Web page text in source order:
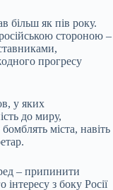
більш як пів року.
стороною –
прогресу
у яких
до миру,
міста, навіть
– припинити
з боку Росії